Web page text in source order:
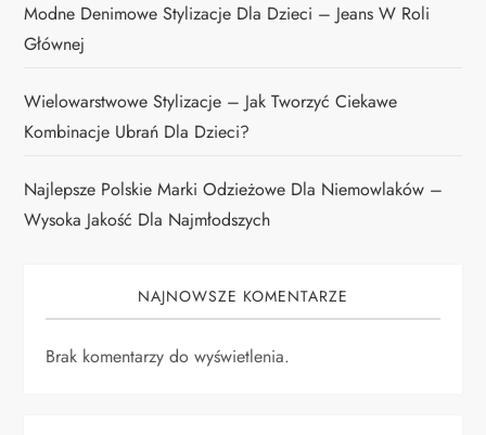
Modne Denimowe Stylizacje Dla Dzieci – Jeans W Roli
Głównej
Wielowarstwowe Stylizacje – Jak Tworzyć Ciekawe
Kombinacje Ubrań Dla Dzieci?
Najlepsze Polskie Marki Odzieżowe Dla Niemowlaków –
Wysoka Jakość Dla Najmłodszych
NAJNOWSZE KOMENTARZE
Brak komentarzy do wyświetlenia.